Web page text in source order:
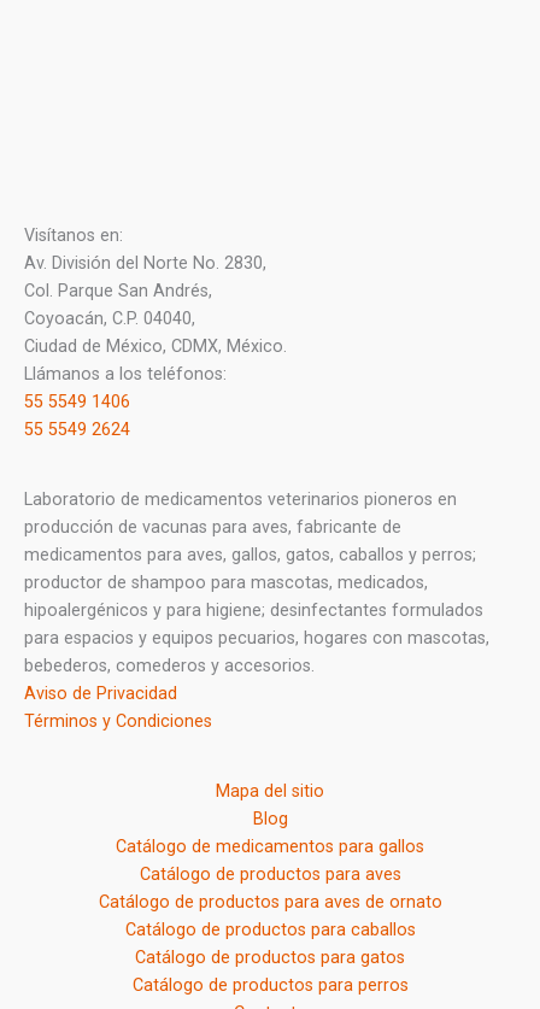
Visítanos en:
Av. División del Norte No. 2830,
Col. Parque San Andrés,
Coyoacán, C.P. 04040,
Ciudad de México, CDMX, México.
Llámanos a los teléfonos:
55 5549 1406
55 5549 2624
Laboratorio de medicamentos veterinarios pioneros en
producción de vacunas para aves, fabricante de
medicamentos para aves, gallos, gatos, caballos y perros;
productor de shampoo para mascotas, medicados,
hipoalergénicos y para higiene; desinfectantes formulados
para espacios y equipos pecuarios, hogares con mascotas,
bebederos, comederos y accesorios.
Aviso de Privacidad
Términos y Condiciones
Mapa del sitio
Blog
Catálogo de medicamentos para gallos
Catálogo de productos para aves
Catálogo de productos para aves de ornato
Catálogo de productos para caballos
Catálogo de productos para gatos
Catálogo de productos para perros